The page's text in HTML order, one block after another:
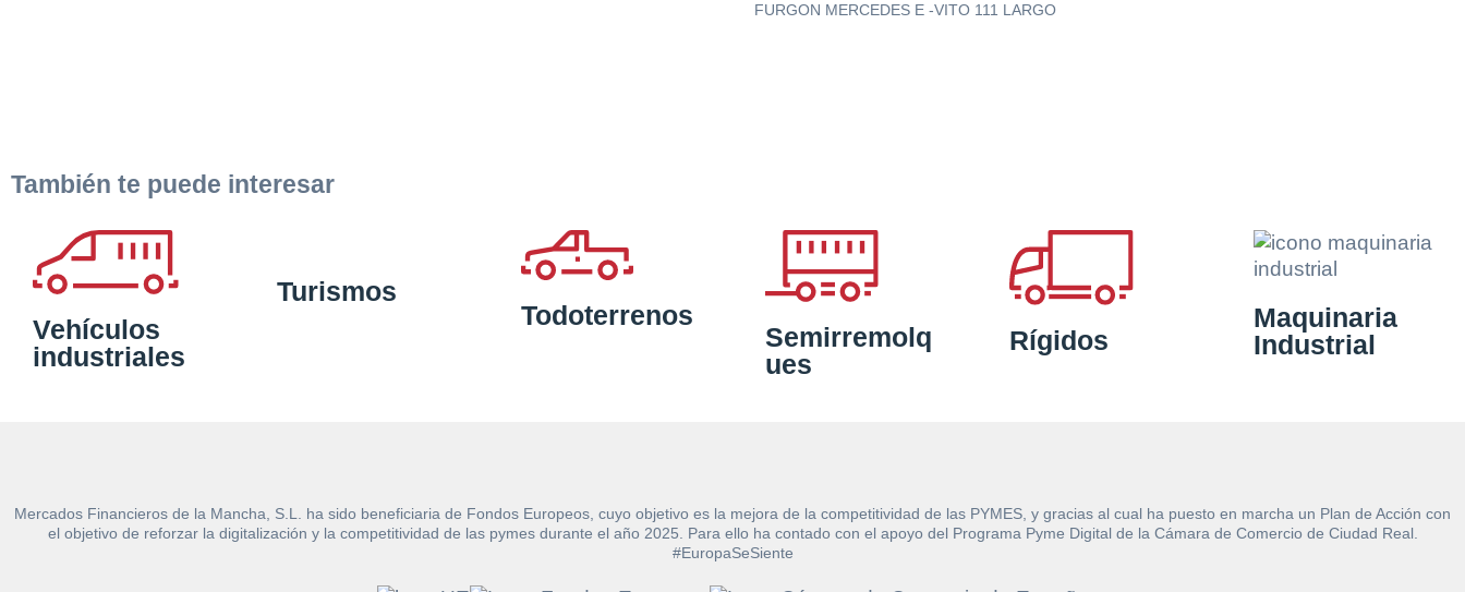
FURGON MERCEDES E -VITO 111 LARGO
También te puede interesar
Vehículos
industriales
Turismos
Todoterrenos
Semirremolq
ues
Rígidos
Maquinaria
Industrial
Mercados Financieros de la Mancha, S.L. ha sido beneficiaria de Fondos Europeos, cuyo objetivo es la mejora de la competitividad de las PYMES, y gracias al cual ha puesto en marcha un Plan de Acción con
el objetivo de reforzar la digitalización y la competitividad de las pymes durante el año 2025. Para ello ha contado con el apoyo del Programa Pyme Digital de la Cámara de Comercio de Ciudad Real.
#EuropaSeSiente